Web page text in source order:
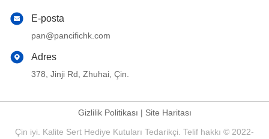
E-posta
pan@pancifichk.com
Adres
378, Jinji Rd, Zhuhai, Çin.
Gizlilik Politikası | Site Haritası
Çin iyi. Kalite Sert Hediye Kutuları Tedarikçi. Telif hakkı © 2022-